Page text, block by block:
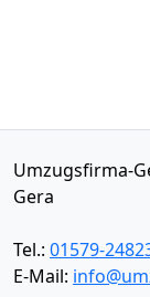
Umzugsfirma-
Gera
Tel.: 01579-
E-Mail: